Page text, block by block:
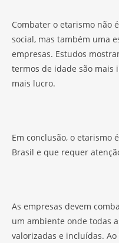
Combater o etarismo não
social, mas também uma
empresas. Estudos
termos de idade são mais
mais lucro.
Em conclusão, o etarismo
Brasil e que requer
As empresas devem
um ambiente onde todas
valorizadas e incluídas.